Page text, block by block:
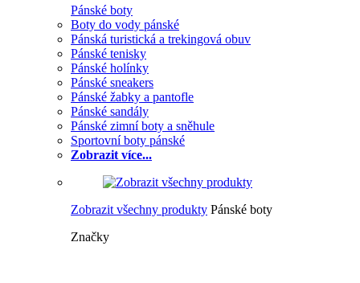
Pánské boty
Boty do vody pánské
Pánská turistická a trekingová obuv
Pánské tenisky
Pánské holínky
Pánské sneakers
Pánské žabky a pantofle
Pánské sandály
Pánské zimní boty a sněhule
Sportovní boty pánské
Zobrazit více...
Zobrazit všechny produkty Pánské boty
Značky